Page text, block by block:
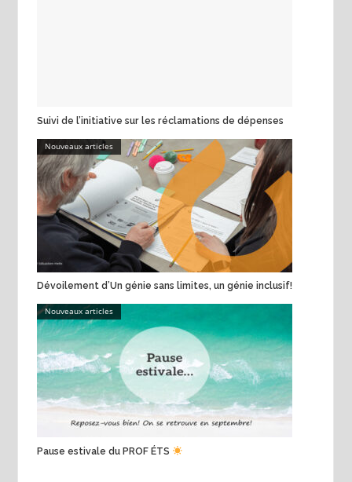
Suivi de l’initiative sur les réclamations de dépenses
Nouveaux articles
Dévoilement d’Un génie sans limites, un génie inclusif!
Nouveaux articles
Pause estivale du PROF ÉTS